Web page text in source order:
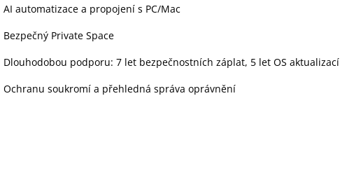
AI automatizace a propojení s PC/Mac
Bezpečný Private Space
Dlouhodobou podporu: 7 let bezpečnostních záplat, 5 let OS aktualizací
Ochranu soukromí a přehledná správa oprávnění